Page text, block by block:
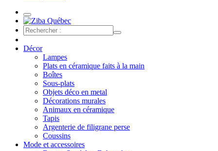
Décor
Lampes
Plats en céramique faits à la main
Boîtes
Sous-plats
Objets déco en metal
Décorations murales
Animaux en céramique
Tapis
Argenterie de filigrane perse
Coussins
Mode et accessoires